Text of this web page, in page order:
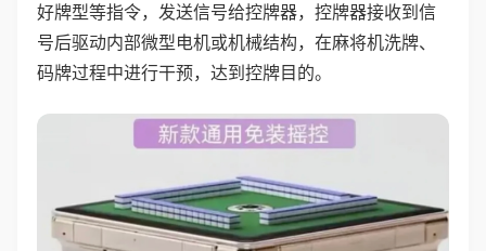
好牌型等指令，发送信号给控牌器，控牌器接收到信
号后驱动内部微型电机或机械结构，在麻将机洗牌、
码牌过程中进行干预，达到控牌目的。